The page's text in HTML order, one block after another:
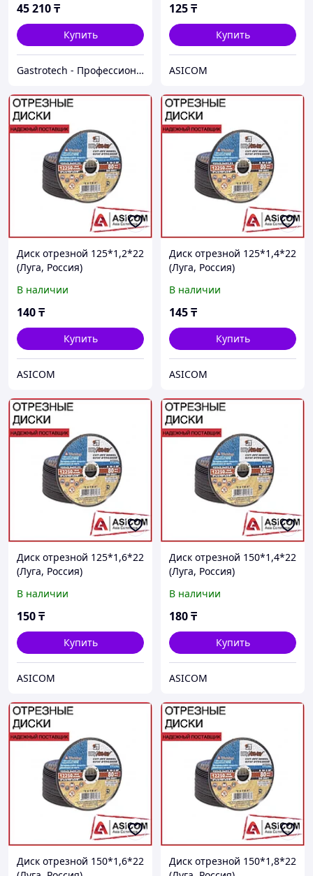
45 210₸
Купить
Gastrotech - Профессиональное оборудование
125₸
Купить
ASICOM
Диск отрезной 125*1,2*22
(Луга, Россия)
В наличии
140₸
Купить
ASICOM
Диск отрезной 125*1,4*22
(Луга, Россия)
В наличии
145₸
Купить
ASICOM
Диск отрезной 125*1,6*22
(Луга, Россия)
В наличии
150₸
Купить
ASICOM
Диск отрезной 150*1,4*22
(Луга, Россия)
В наличии
180₸
Купить
ASICOM
Диск отрезной 150*1,6*22
Диск отрезной 150*1,8*22